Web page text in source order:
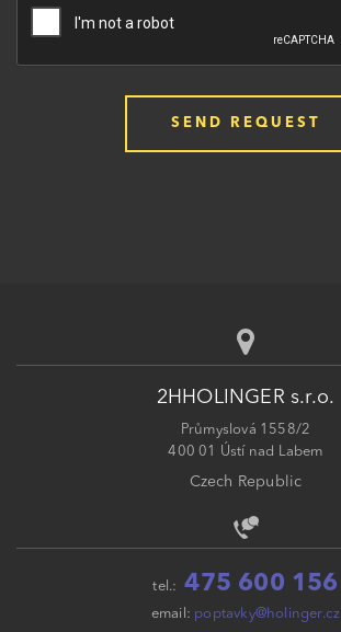
2HHOLINGER s.r.o.
Průmyslová 1558/2
400 01 Ústí nad Labem
Czech Republic
tel.: 475 600 156
email: poptavky@holinger.cz